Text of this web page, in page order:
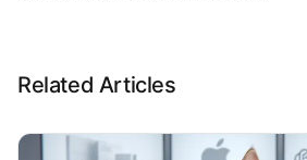
Related Articles